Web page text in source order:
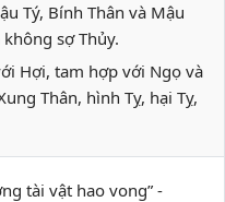
Tý, Bính Thân và Mậu
sợ Thủy.
Hợi, tam hợp với Ngọ và
Thân, hình Tỵ, hại Tỵ,
tài vật hao vong” -